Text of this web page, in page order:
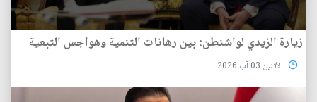
زيارة الزيدي لواشنطن: بين رهانات التنمية وهواجس التبعية
الأثنين 03 آب 2026